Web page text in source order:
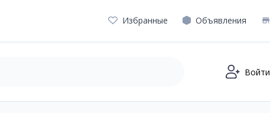
Избранные Объявления
Войти